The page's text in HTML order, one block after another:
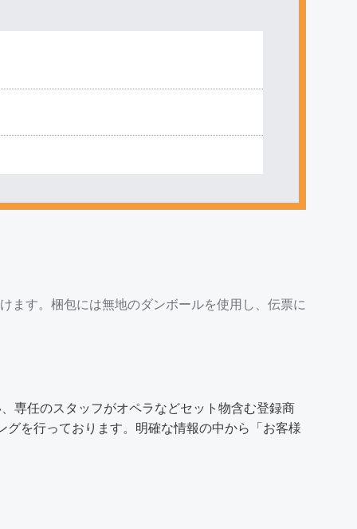
ます。梱包には無地のダンボールを使用し、伝票に
専任のスタッフがオペラなどセット物含む登録商
を行っております。明確な情報の中から「お客様